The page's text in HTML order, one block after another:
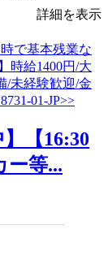
詳細を表示
【16:30
ー等...